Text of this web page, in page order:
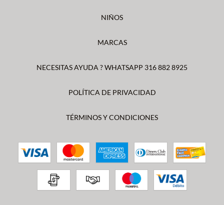
NIÑOS
MARCAS
NECESITAS AYUDA ? WHATSAPP 316 882 8925
POLÍTICA DE PRIVACIDAD
TÉRMINOS Y CONDICIONES